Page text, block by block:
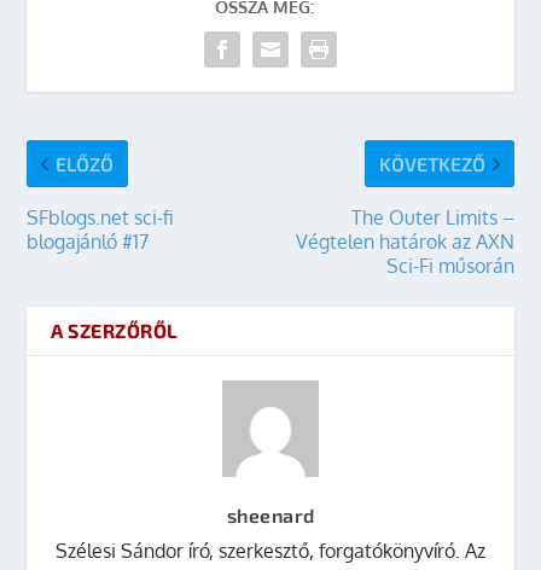
OSSZA MEG:
ELŐZŐ
SFblogs.net sci-fi
blogajánló #17
KÖVETKEZŐ
The Outer Limits –
Végtelen határok az AXN
Sci-Fi műsorán
A SZERZŐRŐL
sheenard
Szélesi Sándor író, szerkesztő, forgatókönyvíró. Az